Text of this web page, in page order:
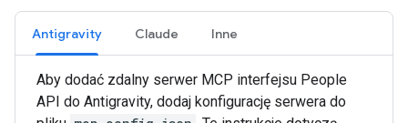
Antigravity Claude Inne
Aby dodać zdalny serwer MCP interfejsu People
API do Antigravity, dodaj konfigurację serwera do